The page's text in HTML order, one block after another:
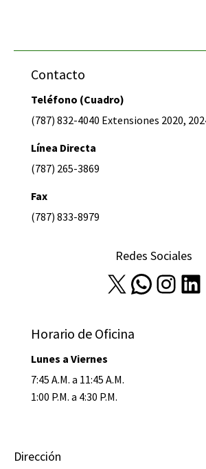
Contacto
Teléfono (Cuadro)
(787) 832-4040 Extensiones 2020,
Línea Directa
(787) 265-3869
Fax
(787) 833-8979
Redes Sociales
X WhatsApp Instagram LinkedIn
Horario de Oficina
Lunes a Viernes
7:45 A.M. a 11:45 A.M.
1:00 P.M. a 4:30 P.M.
Dirección